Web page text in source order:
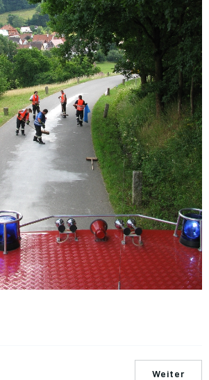
Weiter